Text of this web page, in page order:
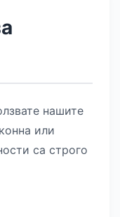
нашите
или
са строго